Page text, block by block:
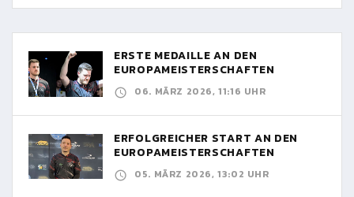
ERSTE MEDAILLE AN DEN
EUROPAMEISTERSCHAFTEN
06. MÄRZ 2026, 11:16 UHR
ERFOLGREICHER START AN DEN
EUROPAMEISTERSCHAFTEN
05. MÄRZ 2026, 13:02 UHR